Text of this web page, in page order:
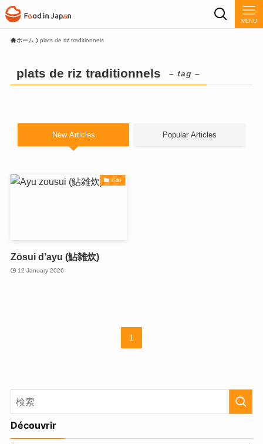
MENU
ホーム plats de riz traditionnels
plats de riz traditionnels – tag –
New Articles Popular Articles
Gifu
Zōsui d’ayu (鮎雑炊)
12 January 2026
1
Découvrir